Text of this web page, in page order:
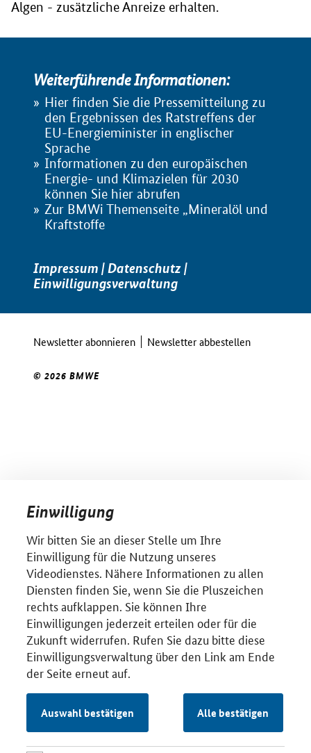
Algen - zusätzliche Anreize erhalten.
Weiterführende Informationen:
Hier finden Sie die Pressemitteilung zu
den Ergebnissen des Ratstreffens der
EU-Energieminister in englischer
Sprache
Informationen zu den europäischen
Energie- und Klimazielen für 2030
können Sie hier abrufen
Zur BMWi Themenseite „Mineralöl und
Kraftstoffe
Impressum |Datenschutz|
Einwilligungsverwaltung
Newsletter abonnieren Newsletter abbestellen
© 2026 BMWE
Einwilligung
Wir bitten Sie an dieser Stelle um Ihre
Einwilligung für die Nutzung unseres
Videodienstes. Nähere Informationen zu allen
Diensten finden Sie, wenn Sie die Pluszeichen
rechts aufklappen. Sie können Ihre
Einwilligungen jederzeit erteilen oder für die
Zukunft widerrufen. Rufen Sie dazu bitte diese
Einwilligungsverwaltung über den Link am Ende
der Seite erneut auf.
Auswahl bestätigen Alle bestätigen